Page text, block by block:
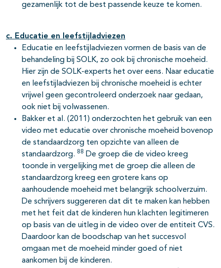
gezamenlijk tot de best passende keuze te komen.
c. Educatie en leefstijladviezen
Educatie en leefstijladviezen vormen de basis van de
behandeling bij SOLK, zo ook bij chronische moeheid.
Hier zijn de SOLK-experts het over eens. Naar educatie
en leefstijladviezen bij chronische moeheid is echter
vrijwel geen gecontroleerd onderzoek naar gedaan,
ook niet bij volwassenen.
Bakker et al. (2011) onderzochten het gebruik van een
video met educatie over chronische moeheid bovenop
de standaardzorg ten opzichte van alleen de
standaardzorg. 88 De groep die de video kreeg
toonde in vergelijking met de groep die alleen de
standaardzorg kreeg een grotere kans op
aanhoudende moeheid met belangrijk schoolverzuim.
De schrijvers suggereren dat dit te maken kan hebben
met het feit dat de kinderen hun klachten legitimeren
op basis van de uitleg in de video over de entiteit CVS.
Daardoor kan de boodschap van het succesvol
omgaan met de moeheid minder goed of niet
aankomen bij de kinderen.